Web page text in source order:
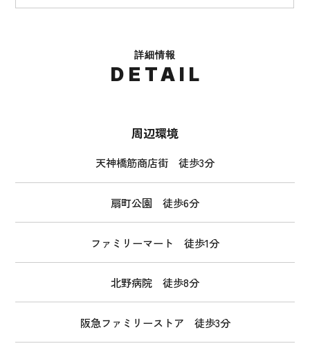
詳細情報
DETAIL
周辺環境
天神橋筋商店街 徒歩3分
扇町公園 徒歩6分
ファミリーマート 徒歩1分
北野病院 徒歩8分
阪急ファミリーストア 徒歩3分